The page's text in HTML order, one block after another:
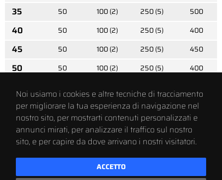
Noi usiamo i cookies e altre tecniche di tracciamento
per migliorare la tua esperienza di navigazione nel
nostro sito, per mostrarti contenuti personalizzati e
annunci mirati, per analizzare il traffico sul nostro
sito, e per capire da dove arrivano i nostri visitatori.
ACCETTO
35 50 100 (2) 250 (5) 500
40 50 100 (2) 250 (5) 400
45 50 100 (2) 250 (5) 450
50 50 100 (2) 250 (5) 400
20
50 100 (2) 250 (5) 350
25 50 100 (2) 250 (5) 300
30 50 100 (2) 250 (5) 300
35 50 100 (2) 250 (5) 250
40 50 100 (2) 200 (4) 200